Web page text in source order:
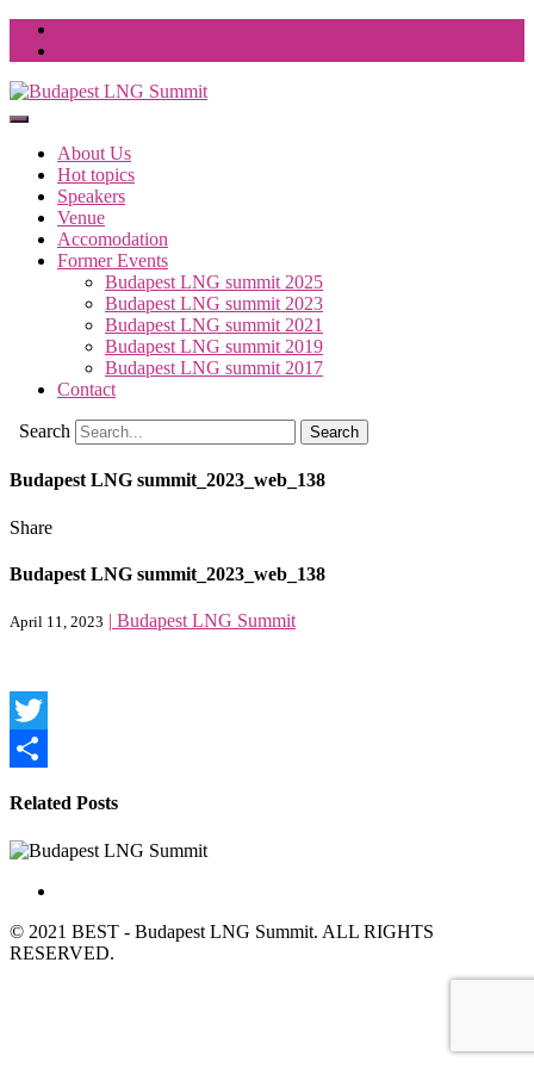
About Us
Hot topics
Speakers
Venue
Accomodation
Former Events
Budapest LNG summit 2025
Budapest LNG summit 2023
Budapest LNG summit 2021
Budapest LNG summit 2019
Budapest LNG summit 2017
Contact
Search
Budapest LNG summit_2023_web_138
Share
Budapest LNG summit_2023_web_138
April 11, 2023 | Budapest LNG Summit
Twitter
Related Posts
© 2021 BEST - Budapest LNG Summit. ALL RIGHTS
RESERVED.